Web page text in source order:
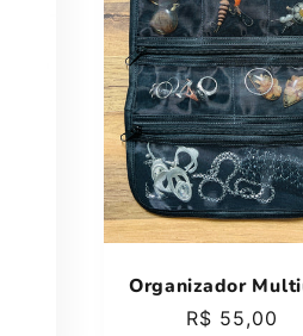
Organizador
Preço
R$ 55,00